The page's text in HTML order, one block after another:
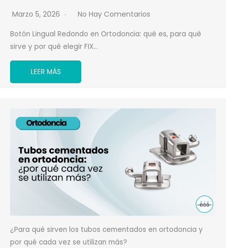
Marzo 5, 2026 No Hay Comentarios
Botón Lingual Redondo en Ortodoncia: qué es, para qué
sirve y por qué elegir FIX…
LEER MÁS
¿Para qué sirven los tubos cementados en ortodoncia y
por qué cada vez se utilizan más?